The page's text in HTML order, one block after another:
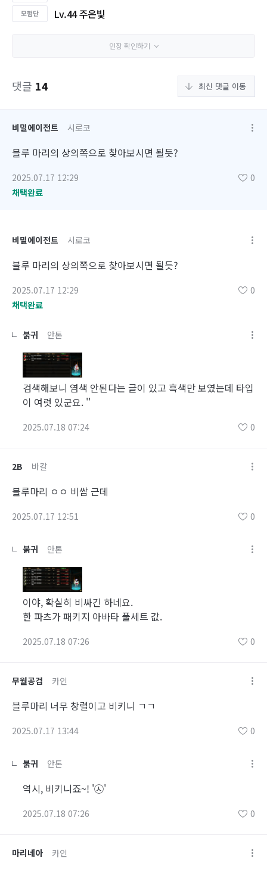
Lv.44 주은빛
인장 확인하기
댓글 14 최신 댓글 이동
비밀에이전트 시로코
블루 마리의 상의쪽으로 찾아보시면 될듯?
2025.07.17 12:29
0
채택완료
비밀에이전트 시로코
블루 마리의 상의쪽으로 찾아보시면 될듯?
2025.07.17 12:29
0
채택완료
붉귀 안톤
검색해보니 염색 안된다는 글이 있고 흑색만 보였는데 타입
이 여럿 있군요. ''
2025.07.18 07:24 0
2B 바칼
블루마리 ㅇㅇ 비쌈 근데
2025.07.17 12:51 0
붉귀 안톤
이야, 확실히 비싸긴 하네요.
한 파츠가 패키지 아바타 풀세트 값.
2025.07.18 07:26 0
무월공검 카인
블루마리 너무 창렬이고 비키니 ㄱㄱ
2025.07.17 13:44 0
붉귀 안톤
역시, 비키니죠~! '㉦'
2025.07.18 07:26 0
마리네아 카인